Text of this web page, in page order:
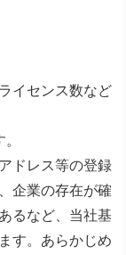
イセンス数など
ドレス等の登録
企業の存在が確
るなど、当社基
す。あらかじめ